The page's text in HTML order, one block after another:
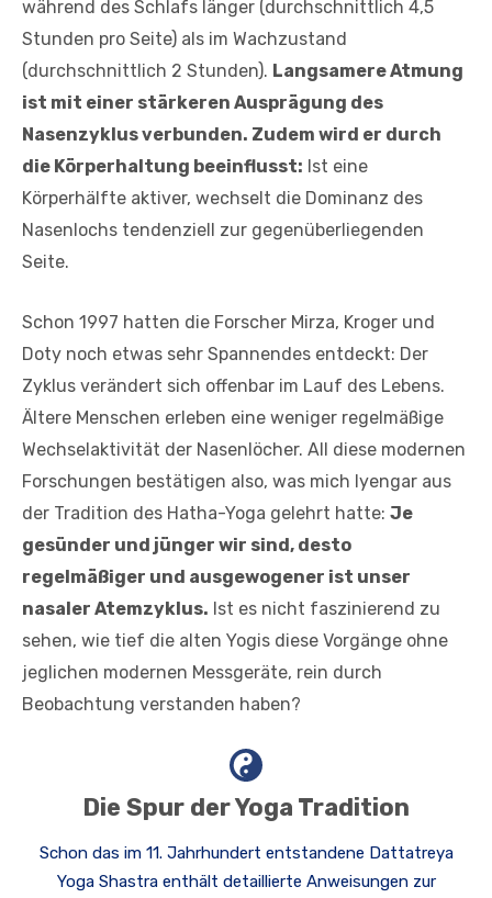
während des Schlafs länger (durchschnittlich 4,5
Stunden pro Seite) als im Wachzustand
(durchschnittlich 2 Stunden). Langsamere Atmung
ist mit einer stärkeren Ausprägung des
Nasenzyklus verbunden. Zudem wird er durch
die Körperhaltung beeinflusst: Ist eine
Körperhälfte aktiver, wechselt die Dominanz des
Nasenlochs tendenziell zur gegenüberliegenden
Seite.
Schon 1997 hatten die Forscher Mirza, Kroger und
Doty noch etwas sehr Spannendes entdeckt: Der
Zyklus verändert sich offenbar im Lauf des Lebens.
Ältere Menschen erleben eine weniger regelmäßige
Wechselaktivität der Nasenlöcher. All diese modernen
Forschungen bestätigen also, was mich Iyengar aus
der Tradition des Hatha-Yoga gelehrt hatte: Je
gesünder und jünger wir sind, desto
regelmäßiger und ausgewogener ist unser
nasaler Atemzyklus. Ist es nicht faszinierend zu
sehen, wie tief die alten Yogis diese Vorgänge ohne
jeglichen modernen Messgeräte, rein durch
Beobachtung verstanden haben?
Die Spur der Yoga Tradition
Schon das im 11. Jahrhundert entstandene Dattatreya
Yoga Shastra enthält detaillierte Anweisungen zur